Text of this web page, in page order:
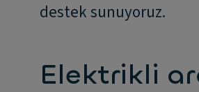
destek sunuyoruz.
Elektrikli